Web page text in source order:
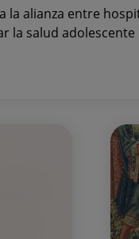
la alianza entre
la salud adolescente